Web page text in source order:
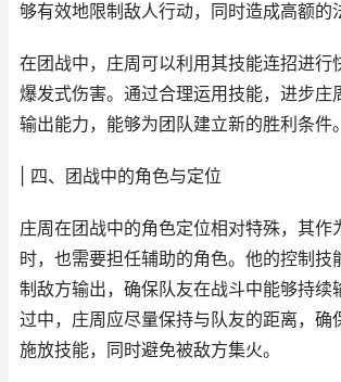
够有效地限制敌人行动，同时造成高额的
在团战中，庄周可以利用其技能连招进行
爆发式伤害。通过合理运用技能，进步庄
输出能力，能够为团队建立新的胜利条件。
| 四、团战中的角色与定位
庄周在团战中的角色定位相对特殊，其作
时，也需要担任辅助的角色。他的控制技
制敌方输出，确保队友在战斗中能够持续
过中，庄周应尽量保持与队友的距离，确
施放技能，同时避免被敌方集火。